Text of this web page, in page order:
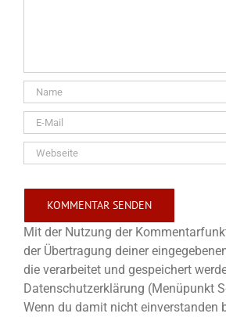
Mit der Nutzung der
der Übertragung deiner
die verarbeitet und gespeichert
Datenschutzerklärung (Menüpunkt
Wenn du damit nicht einverstanden